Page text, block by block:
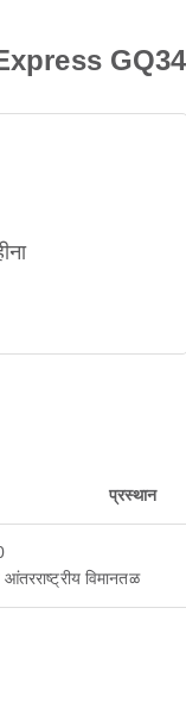
प्रस्थान
विमानतळ